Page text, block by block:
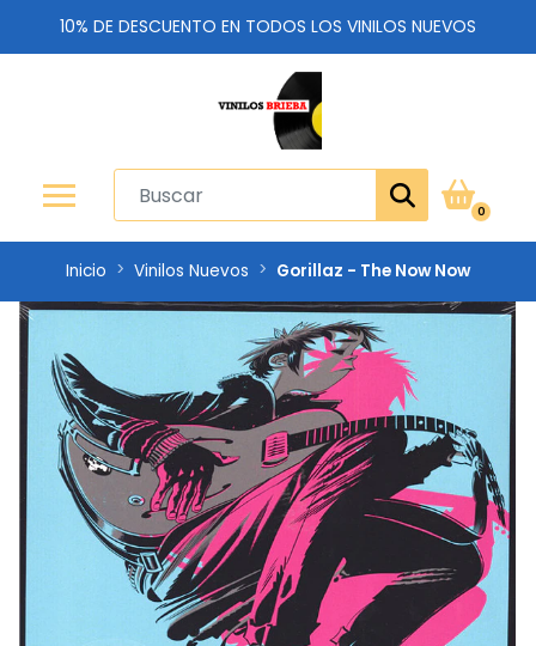
10% DE DESCUENTO EN TODOS LOS VINILOS NUEVOS
0
Inicio Vinilos Nuevos Gorillaz - The Now Now